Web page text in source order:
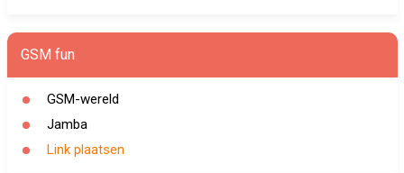
GSM fun
GSM-wereld
Jamba
Link plaatsen